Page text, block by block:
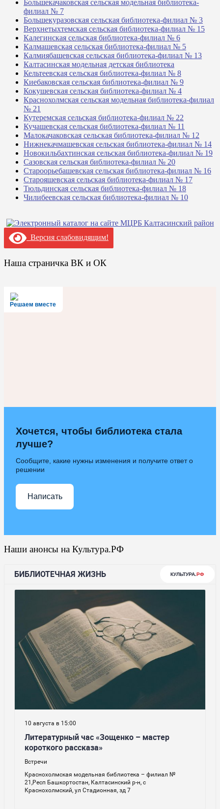
Большекачаковская сельская модельная библиотека-
филиал № 7
Большекуразовская сельская библиотека-филиал № 3
Верхнетыхтемская сельская библиотека-филиал № 15
Калегинская сельская библиотека-филиал № 6
Калмашевская сельская библиотека-филиал № 5
Калмиябашевская сельская библиотека-филиал № 13
Калтасинская модельная детская библиотека
Кельтеевская сельская библиотека-филиал № 8
Киебаковская сельская библиотека-филиал № 9
Кокушевская сельская библиотека-филиал № 4
Краснохолмская сельская модельная библиотека-филиал
№ 21
Кутеремская сельская библиотека-филиал № 22
Кучашевская сельская библиотека-филиал № 11
Малокачаковская сельская библиотека-филиал № 12
Нижнекачмашевская сельская библиотека-филиал № 14
Новокильбахтинская сельская библиотека-филиал № 19
Сазовская сельская библиотека-филиал № 20
Староорьебашевская сельская библиотека-филиал № 16
Старояшевская сельская библиотека-филиал № 17
Тюльдинская сельская библиотека-филиал № 18
Чилибеевская сельская библиотека-филиал № 10
Версия слабовидящим!
Наша страничка ВК и ОК
Решаем вместе
Хочется, чтобы библиотека стала
лучше?
Сообщите, какие нужны изменения и получите ответ о
решении
Написать
Наши анонсы на Культура.РФ